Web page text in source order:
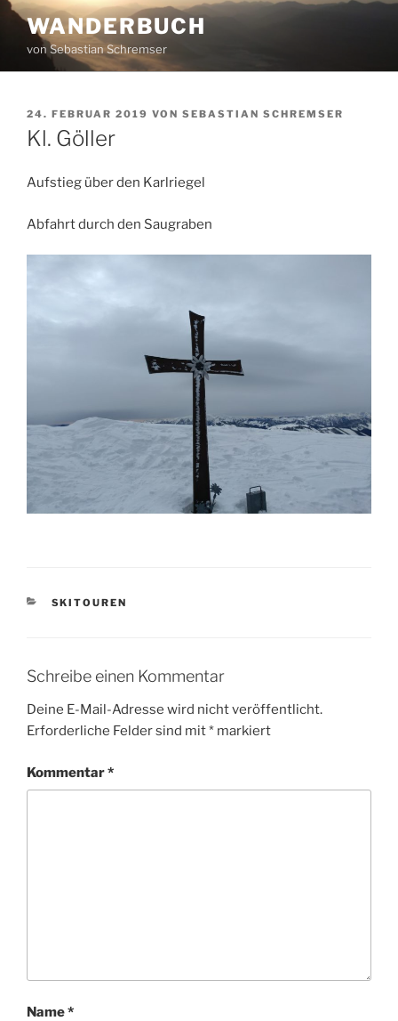
Zum
Inhalt
springen
WANDERBUCH
von Sebastian Schremser
VERÖFFENTLICHT
AM
24. FEBRUAR 2019 VON SEBASTIAN SCHREMSER
Kl. Göller
Aufstieg über den Karlriegel
Abfahrt durch den Saugraben
KATEGORIEN
SKITOUREN
Schreibe einen Kommentar
Deine E-Mail-Adresse wird nicht veröffentlicht.
Erforderliche Felder sind mit* markiert
Kommentar*
Name*